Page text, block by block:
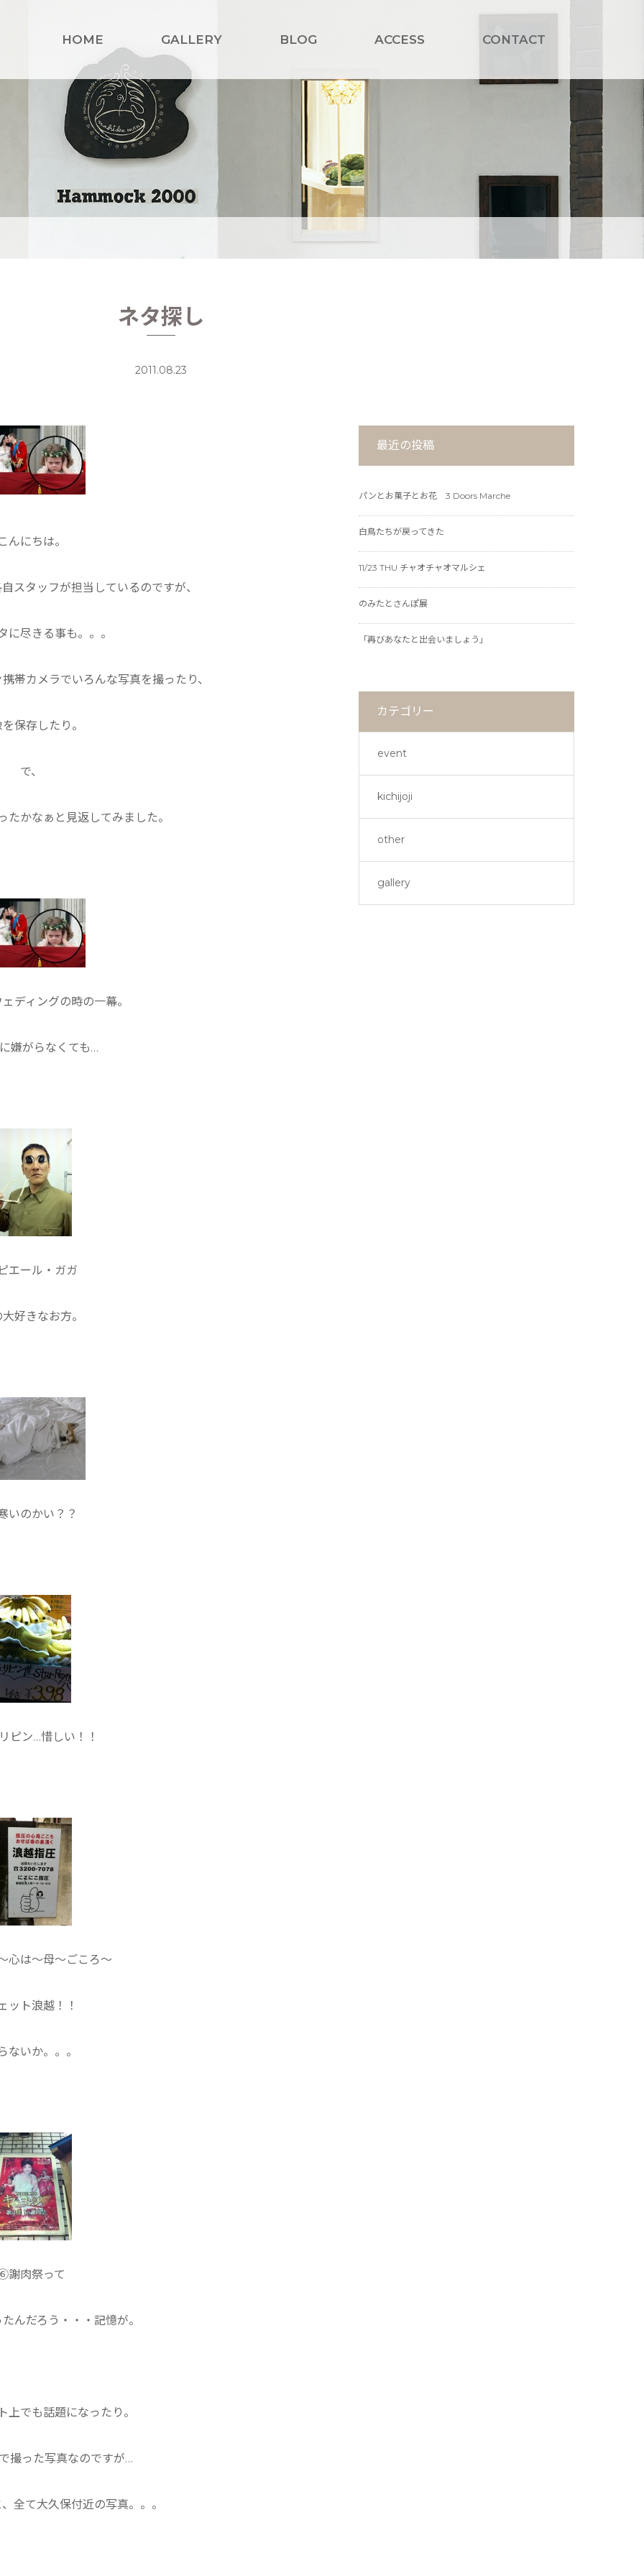
HOME GALLERY BLOG ACCESS CONTACT
ネタ探し
2011.08.23
んにちは。
スタッフが担当しているのですが、
に尽きる事も。。。
帯カメラでいろんな写真を撮ったり、
保存したり。
で、
たかなぁと見返してみました。
ディングの時の一幕。
嫌がらなくても…
エール・ガガ
好きなお方。
いのかい？？
ピン…惜しい！！
心は～母～ごころ～
ット浪越！！
ないか。。。
謝肉祭って
んだろう・・・記憶が。
でも話題になったり。
撮った写真なのですが…
全て大久保付近の写真。。。
最近の投稿
パンとお菓子とお花 3 Doors Marche
白鳥たちが戻ってきた
11/23 THU チャオチャオマルシェ
のみたとさんぽ展
「再びあなたと出会いましょう」
カテゴリー
event
kichijoji
other
gallery